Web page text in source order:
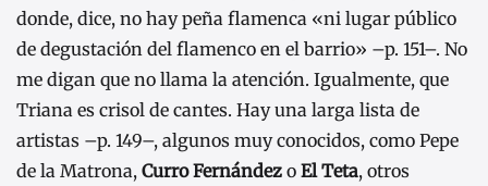
donde, dice, no hay peña flamenca «ni lugar público
de degustación del flamenco en el barrio» –p. 151–. No
me digan que no llama la atención. Igualmente, que
Triana es crisol de cantes. Hay una larga lista de
artistas –p. 149–, algunos muy conocidos, como Pepe
de la Matrona, Curro Fernández o El Teta, otros